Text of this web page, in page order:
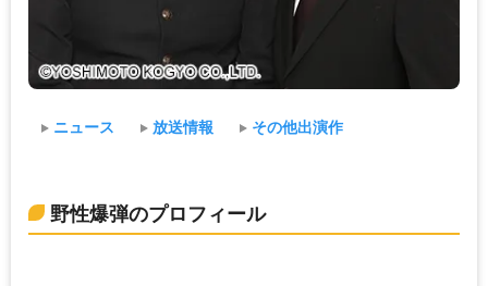
ニュース 放送情報 その他出演作
野性爆弾のプロフィール